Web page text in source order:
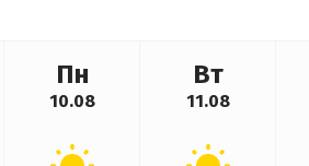
Пн
10.08
Вт
11.08